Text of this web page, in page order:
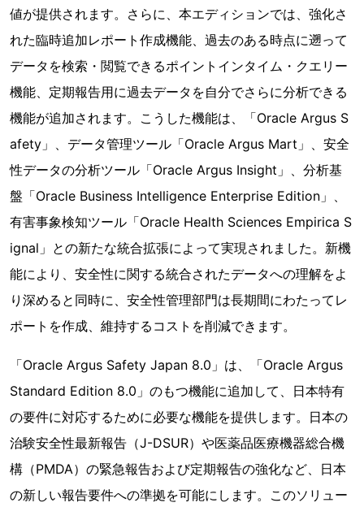
値が提供されます。さらに、本エディションでは、強化さ
れた臨時追加レポート作成機能、過去のある時点に遡って
データを検索・閲覧できるポイントインタイム・クエリー
機能、定期報告用に過去データを自分でさらに分析できる
機能が追加されます。こうした機能は、「Oracle Argus S
afety」、データ管理ツール「Oracle Argus Mart」、安全
性データの分析ツール「Oracle Argus Insight」、分析基
盤「Oracle Business Intelligence Enterprise Edition」、
有害事象検知ツール「Oracle Health Sciences Empirica S
ignal」との新たな統合拡張によって実現されました。新機
能により、安全性に関する統合されたデータへの理解をよ
り深めると同時に、安全性管理部門は長期間にわたってレ
ポートを作成、維持するコストを削減できます。
「Oracle Argus Safety Japan 8.0」は、「Oracle Argus
Standard Edition 8.0」のもつ機能に追加して、日本特有
の要件に対応するために必要な機能を提供します。日本の
治験安全性最新報告（J-DSUR）や医薬品医療機器総合機
構（PMDA）の緊急報告および定期報告の強化など、日本
の新しい報告要件への準拠を可能にします。このソリュー